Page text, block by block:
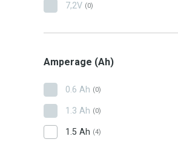
7,2V (0)
Amperage (Ah)
0.6 Ah (0)
1.3 Ah (0)
1.5 Ah (4)